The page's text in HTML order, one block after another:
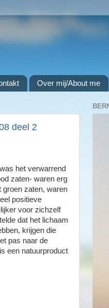
Over mij/About me
deel 2
het verwarrend
zaten- waren erg
groen zaten, waren
positieve
voor zichzelf
dat het lichaam
krijgen die
pas naar de
een natuurproduct